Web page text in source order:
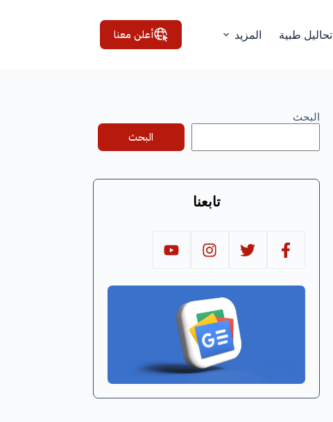
تحاليل طبية المزيد أعلن معنا
البحث
البحث
تابعنا